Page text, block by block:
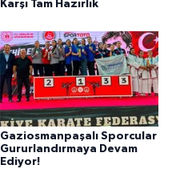
Karşı Tam Hazırlık
Gaziosmanpaşalı Sporcular
Gururlandırmaya Devam
Ediyor!